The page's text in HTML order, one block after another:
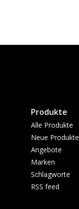
Produkte
Alle Produkte
Neue Produkte
Angebote
Marken
Schlagworte
RSS feed